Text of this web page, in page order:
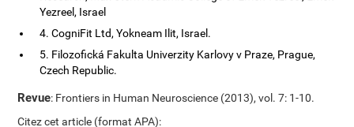
Yezreel, Israel
4. CogniFit Ltd, Yokneam Ilit, Israel.
5. Filozofická Fakulta Univerzity Karlovy v Praze, Prague,
Czech Republic.
Revue: Frontiers in Human Neuroscience (2013), vol. 7: 1-10.
Citez cet article (format APA):